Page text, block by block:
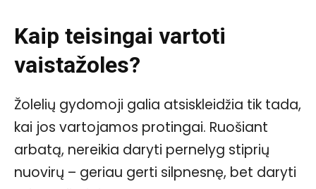
Kaip teisingai vartoti
vaistažoles?
Žolelių gydomoji galia atsiskleidžia tik tada,
kai jos vartojamos protingai. Ruošiant
arbatą, nereikia daryti pernelyg stiprių
nuovirų – geriau gerti silpnesnę, bet daryti